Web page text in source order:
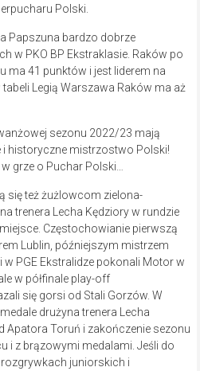
Polski.
Papszuna bardzo dobrze
w PKO BP Ekstraklasie. Raków po
ma 41 punktów i jest liderem na
Legią Warszawa Raków ma aż
sezonu 2022/23 mają
i historyczne mistrzostwo Polski!
grze o Puchar Polski…
się też żużlowcom zielona-
trenera Lecha Kędziory w rundzie
Częstochowianie pierwszą
Lublin, późniejszym mistrzem
w PGE Ekstralidze pokonali Motor w
w półfinale play-off
się gorsi od Stali Gorzów. W
drużyna trenera Lecha
Apatora Toruń i zakończenie sezonu
i z brązowymi medalami. Jeśli do
juniorskich i